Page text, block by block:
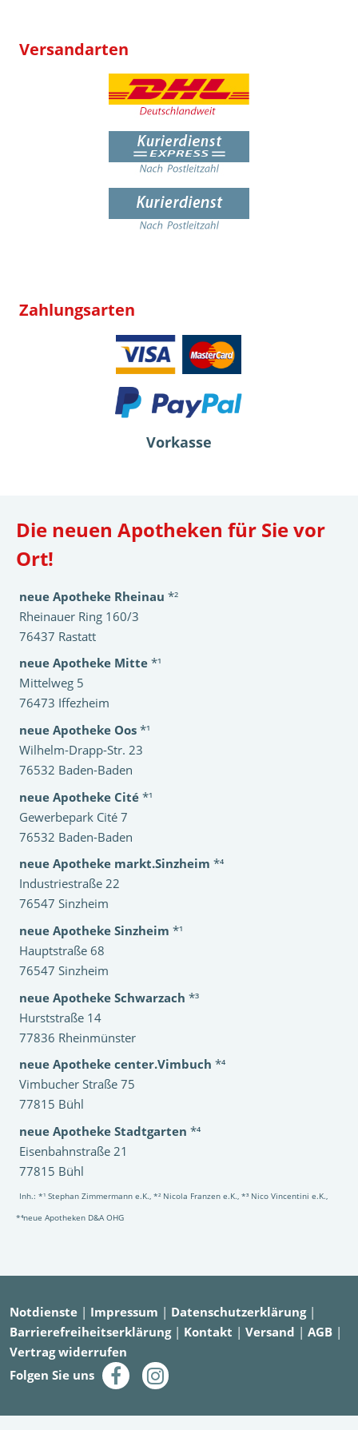
Versandarten
Zahlungsarten
Vorkasse
Die neuen Apotheken für Sie vor
Ort!
neue Apotheke Rheinau *²
Rheinauer Ring 160/3
76437 Rastatt
neue Apotheke Mitte *¹
Mittelweg 5
76473 Iffezheim
neue Apotheke Oos *¹
Wilhelm-Drapp-Str. 23
76532 Baden-Baden
neue Apotheke Cité *¹
Gewerbepark Cité 7
76532 Baden-Baden
neue Apotheke markt.Sinzheim *⁴
Industriestraße 22
76547 Sinzheim
neue Apotheke Sinzheim *¹
Hauptstraße 68
76547 Sinzheim
neue Apotheke Schwarzach *³
Hurststraße 14
77836 Rheinmünster
neue Apotheke center.Vimbuch *⁴
Vimbucher Straße 75
77815 Bühl
neue Apotheke Stadtgarten *⁴
Eisenbahnstraße 21
77815 Bühl
Inh.: *¹ Stephan Zimmermann e.K., *² Nicola Franzen e.K., *³ Nico Vincentini e.K.,
*⁴neue Apotheken D&A OHG
Notdienste | Impressum | Datenschutzerklärung|
Barrierefreiheitserklärung| Kontakt | Versand | AGB |
Vertrag widerrufen
Folgen Sie uns